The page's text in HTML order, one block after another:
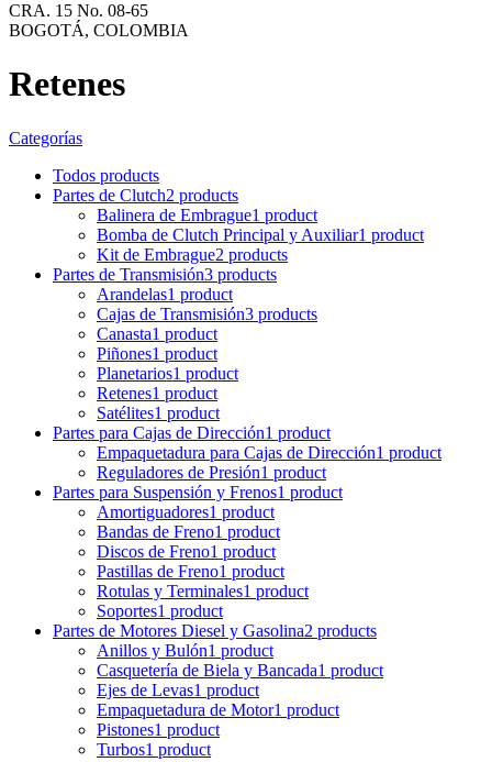
CRA. 15 No. 08-65
BOGOTÁ, COLOMBIA
Retenes
Categorías
Todos products
Partes de Clutch2 products
Balinera de Embrague1 product
Bomba de Clutch Principal y Auxiliar1 product
Kit de Embrague2 products
Partes de Transmisión3 products
Arandelas1 product
Cajas de Transmisión3 products
Canasta1 product
Piñones1 product
Planetarios1 product
Retenes1 product
Satélites1 product
Partes para Cajas de Dirección1 product
Empaquetadura para Cajas de Dirección1 product
Reguladores de Presión1 product
Partes para Suspensión y Frenos1 product
Amortiguadores1 product
Bandas de Freno1 product
Discos de Freno1 product
Pastillas de Freno1 product
Rotulas y Terminales1 product
Soportes1 product
Partes de Motores Diesel y Gasolina2 products
Anillos y Bulón1 product
Casquetería de Biela y Bancada1 product
Ejes de Levas1 product
Empaquetadura de Motor1 product
Pistones1 product
Turbos1 product